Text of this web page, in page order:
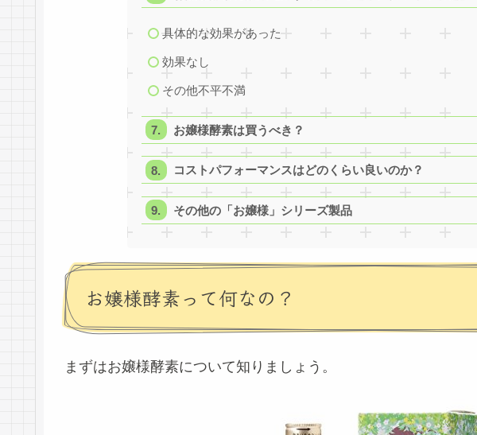
具体的な効果があった
効果なし
その他不平不満
お嬢様酵素は買うべき？
コストパフォーマンスはどのくらい良いのか？
その他の「お嬢様」シリーズ製品
お嬢様酵素って何なの？
まずはお嬢様酵素について知りましょう。